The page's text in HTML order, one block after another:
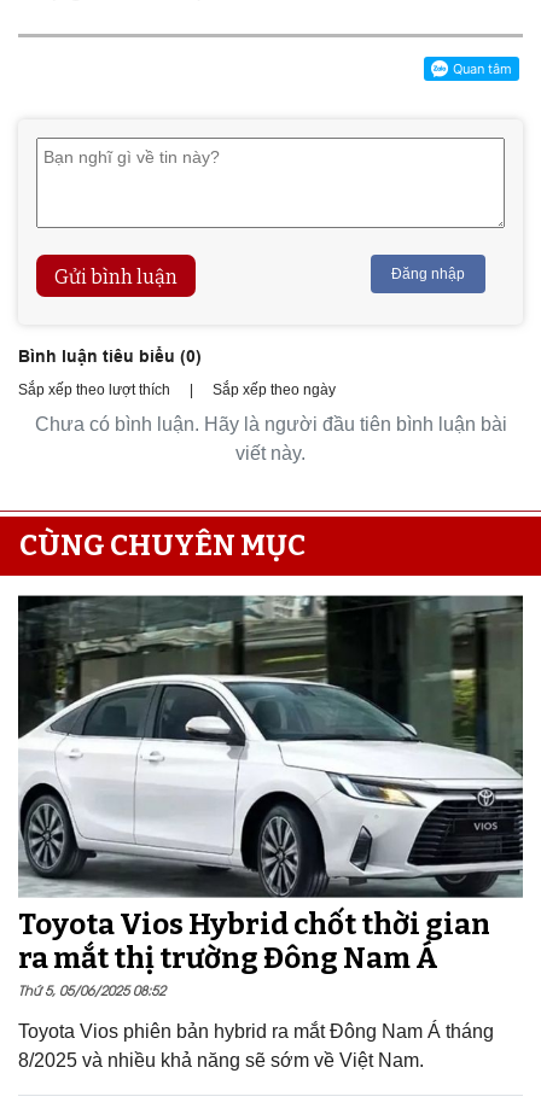
Gửi bình luận Đăng nhập
Bình luận tiêu biểu (0)
Sắp xếp theo lượt thích Sắp xếp theo ngày
Chưa có bình luận. Hãy là người đầu tiên bình luận bài
viết này.
CÙNG CHUYÊN MỤC
Toyota Vios Hybrid chốt thời gian
ra mắt thị trường Đông Nam Á
Thứ 5, 05/06/2025 08:52
Toyota Vios phiên bản hybrid ra mắt Đông Nam Á tháng
8/2025 và nhiều khả năng sẽ sớm về Việt Nam.